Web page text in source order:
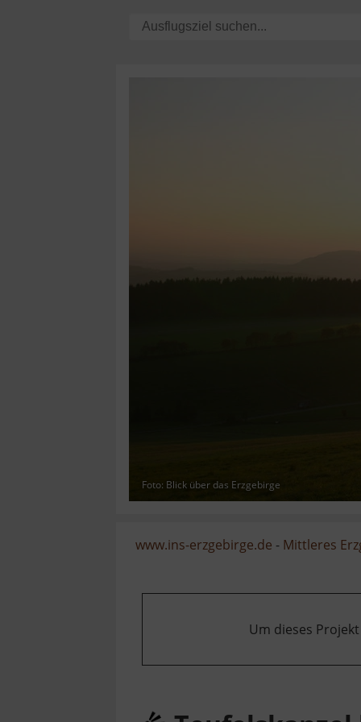
Foto: Blick über das Erzgebirge
www.ins-erzgebirge.de - Mittleres
Um dieses